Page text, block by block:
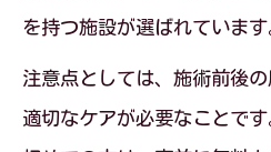
を持つ施設が選ばれています
注意点としては、施術前後
適切なケアが必要なことです